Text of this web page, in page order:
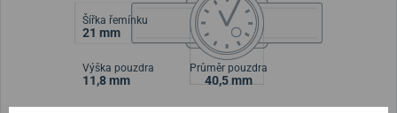
Šířka řemínku
21 mm
Výška pouzdra
11,8 mm
Průměr pouzdra
40,5 mm